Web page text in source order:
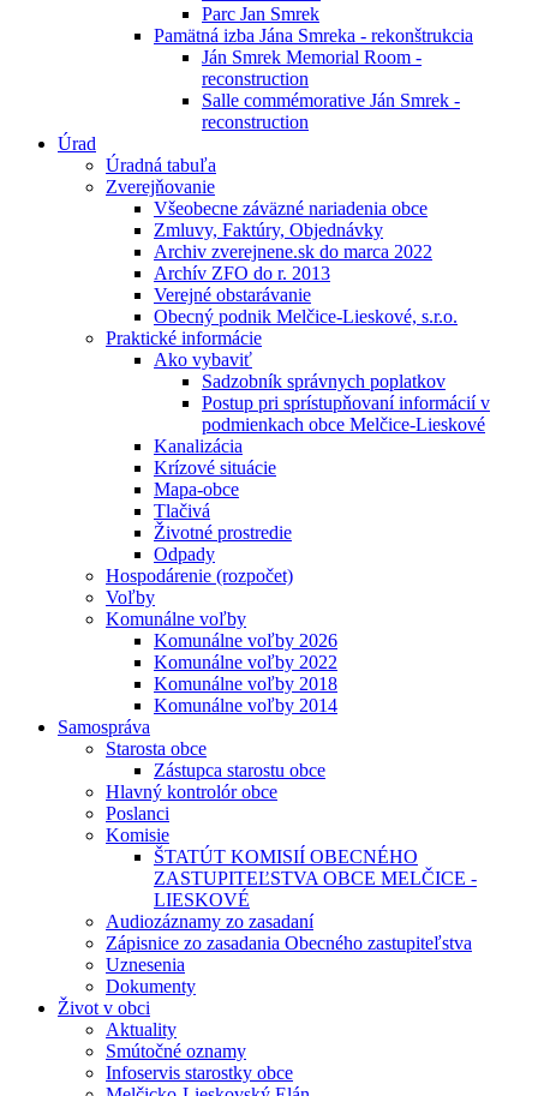
Parc Jan Smrek
Pamätná izba Jána Smreka - rekonštrukcia
Ján Smrek Memorial Room -
reconstruction
Salle commémorative Ján Smrek -
reconstruction
Úrad
Úradná tabuľa
Zverejňovanie
Všeobecne záväzné nariadenia obce
Zmluvy, Faktúry, Objednávky
Archiv zverejnene.sk do marca 2022
Archív ZFO do r. 2013
Verejné obstarávanie
Obecný podnik Melčice-Lieskové, s.r.o.
Praktické informácie
Ako vybaviť
Sadzobník správnych poplatkov
Postup pri sprístupňovaní informácií v
podmienkach obce Melčice-Lieskové
Kanalizácia
Krízové situácie
Mapa-obce
Tlačivá
Životné prostredie
Odpady
Hospodárenie (rozpočet)
Voľby
Komunálne voľby
Komunálne voľby 2026
Komunálne voľby 2022
Komunálne voľby 2018
Komunálne voľby 2014
Samospráva
Starosta obce
Zástupca starostu obce
Hlavný kontrolór obce
Poslanci
Komisie
ŠTATÚT KOMISIÍ OBECNÉHO
ZASTUPITEĽSTVA OBCE MELČICE -
LIESKOVÉ
Audiozáznamy zo zasadaní
Zápisnice zo zasadania Obecného zastupiteľstva
Uznesenia
Dokumenty
Život v obci
Aktuality
Smútočné oznamy
Infoservis starostky obce